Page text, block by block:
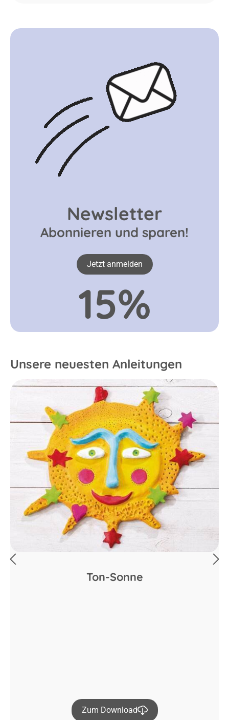
2
Newsletter
Abonnieren und sparen!
Jetzt anmelden
15%
Unsere neuesten Anleitungen
Ton-Sonne
Zum Download